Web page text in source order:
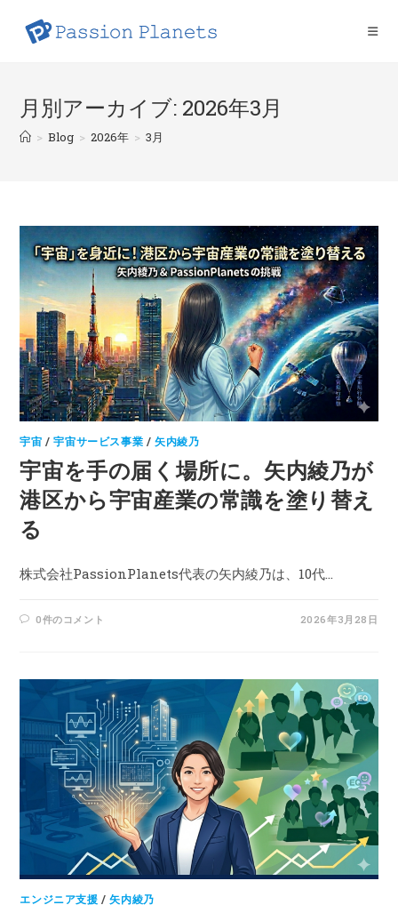
月別アーカイブ: 2026年3月
> Blog > 2026年 > 3月
宇宙 /宇宙サービス事業 /矢内綾乃
宇宙を手の届く場所に。矢内綾乃が
港区から宇宙産業の常識を塗り替え
る
株式会社PassionPlanets代表の矢内綾乃は、10代…
0件のコメント 2026年3月28日
エンジニア支援 /矢内綾乃